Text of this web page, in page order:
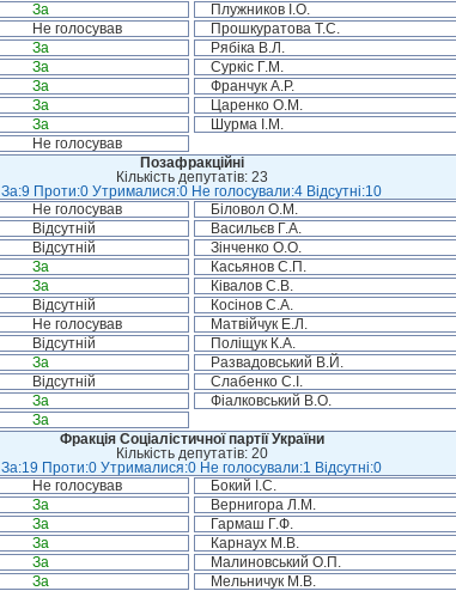
За Плужников І.О.
Не голосував Прошкуратова Т.С.
За Рябіка В.Л.
За Суркіс Г.М.
За Франчук А.Р.
За Царенко О.М.
За Шурма І.М.
Не голосував
Позафракційні
Кількість депутатів: 23
За:9 Проти:0 Утрималися:0 Не голосували:4 Відсутні:10
Не голосував Біловол О.М.
Відсутній Васильєв Г.А.
Відсутній Зінченко О.О.
За Касьянов С.П.
За Ківалов С.В.
Відсутній Косінов С.А.
Не голосував Матвійчук Е.Л.
Відсутній Поліщук К.А.
За Развадовський В.Й.
Відсутній Слабенко С.І.
За Фіалковський В.О.
За
Фракція Соціалістичної партії України
Кількість депутатів: 20
За:19 Проти:0 Утрималися:0 Не голосували:1 Відсутні:0
Не голосував Бокий І.С.
За Вернигора Л.М.
За Гармаш Г.Ф.
За Карнаух М.В.
За Малиновський О.П.
За Мельничук М.В.